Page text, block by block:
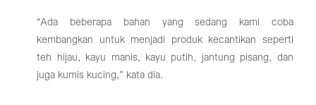
“Ada beberapa bahan yang sedang kami coba
kembangkan untuk menjadi produk kecantikan seperti
teh hijau, kayu manis, kayu putih, jantung pisang, dan
juga kumis kucing,” kata dia.